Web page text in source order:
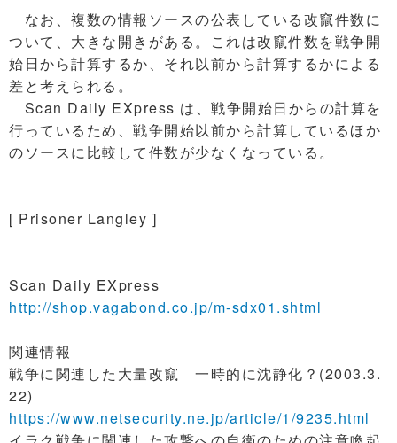
なお、複数の情報ソースの公表している改竄件数に
ついて、大きな開きがある。これは改竄件数を戦争開
始日から計算するか、それ以前から計算するかによる
差と考えられる。
Scan Daily EXpress は、戦争開始日からの計算を
行っているため、戦争開始以前から計算しているほか
のソースに比較して件数が少なくなっている。
[ Prisoner Langley ]
Scan Daily EXpress
http://shop.vagabond.co.jp/m-sdx01.shtml
関連情報
戦争に関連した大量改竄 一時的に沈静化？(2003.3.
22)
https://www.netsecurity.ne.jp/article/1/9235.html